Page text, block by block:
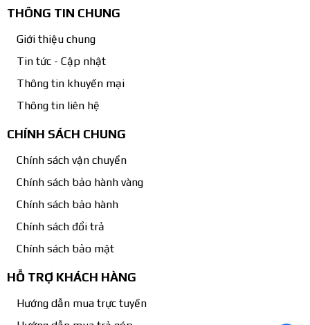
THÔNG TIN CHUNG
Giới thiệu chung
Tin tức - Cập nhật
Thông tin khuyến mại
Thông tin liên hệ
CHÍNH SÁCH CHUNG
Chính sách vận chuyển
Chính sách bảo hành vàng
Chính sách bảo hành
Chính sách đổi trả
Chính sách bảo mật
HỖ TRỢ KHÁCH HÀNG
Hướng dẫn mua trực tuyến